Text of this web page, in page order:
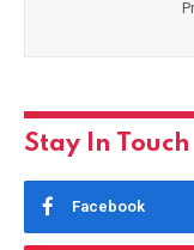
Stay In Touch
Facebook